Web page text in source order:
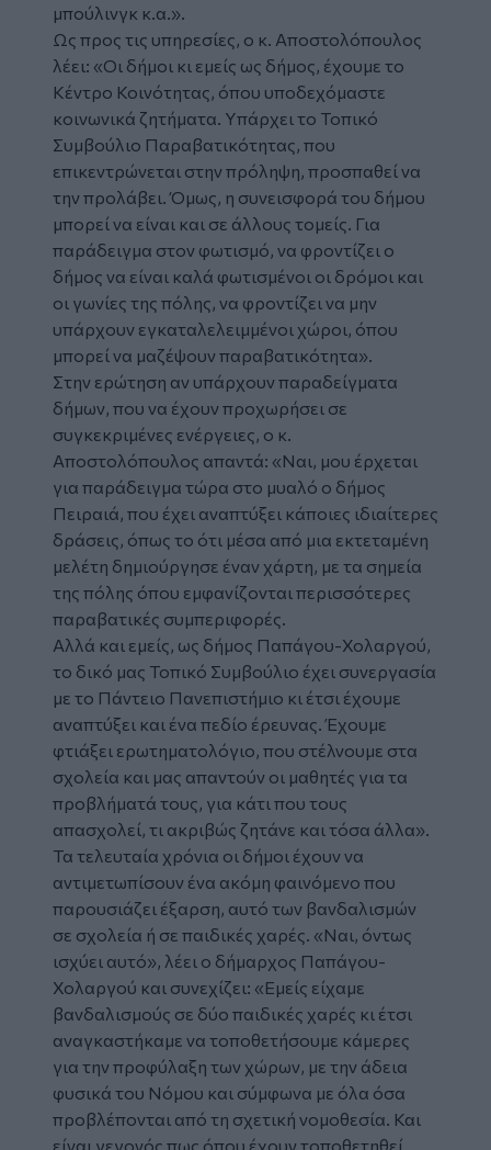
μπούλινγκ κ.α.».
Ως προς τις υπηρεσίες, ο κ. Αποστολόπουλος
λέει: «Οι δήμοι κι εμείς ως δήμος, έχουμε το
Κέντρο Κοινότητας, όπου υποδεχόμαστε
κοινωνικά ζητήματα. Υπάρχει το Τοπικό
Συμβούλιο Παραβατικότητας, που
επικεντρώνεται στην πρόληψη, προσπαθεί να
την προλάβει. Όμως, η συνεισφορά του δήμου
μπορεί να είναι και σε άλλους τομείς. Για
παράδειγμα στον φωτισμό, να φροντίζει ο
δήμος να είναι καλά φωτισμένοι οι δρόμοι και
οι γωνίες της πόλης, να φροντίζει να μην
υπάρχουν εγκαταλελειμμένοι χώροι, όπου
μπορεί να μαζέψουν παραβατικότητα».
Στην ερώτηση αν υπάρχουν παραδείγματα
δήμων, που να έχουν προχωρήσει σε
συγκεκριμένες ενέργειες, ο κ.
Αποστολόπουλος απαντά: «Ναι, μου έρχεται
για παράδειγμα τώρα στο μυαλό ο δήμος
Πειραιά, που έχει αναπτύξει κάποιες ιδιαίτερες
δράσεις, όπως το ότι μέσα από μια εκτεταμένη
μελέτη δημιούργησε έναν χάρτη, με τα σημεία
της πόλης όπου εμφανίζονται περισσότερες
παραβατικές συμπεριφορές.
Αλλά και εμείς, ως δήμος Παπάγου-Χολαργού,
το δικό μας Τοπικό Συμβούλιο έχει συνεργασία
με το Πάντειο Πανεπιστήμιο κι έτσι έχουμε
αναπτύξει και ένα πεδίο έρευνας. Έχουμε
φτιάξει ερωτηματολόγιο, που στέλνουμε στα
σχολεία και μας απαντούν οι μαθητές για τα
προβλήματά τους, για κάτι που τους
απασχολεί, τι ακριβώς ζητάνε και τόσα άλλα».
Τα τελευταία χρόνια οι δήμοι έχουν να
αντιμετωπίσουν ένα ακόμη φαινόμενο που
παρουσιάζει έξαρση, αυτό των βανδαλισμών
σε σχολεία ή σε παιδικές χαρές. «Ναι, όντως
ισχύει αυτό», λέει ο δήμαρχος Παπάγου-
Χολαργού και συνεχίζει: «Εμείς είχαμε
βανδαλισμούς σε δύο παιδικές χαρές κι έτσι
αναγκαστήκαμε να τοποθετήσουμε κάμερες
για την προφύλαξη των χώρων, με την άδεια
φυσικά του Νόμου και σύμφωνα με όλα όσα
προβλέπονται από τη σχετική νομοθεσία. Και
είναι γεγονός πως όπου έχουν τοποθετηθεί